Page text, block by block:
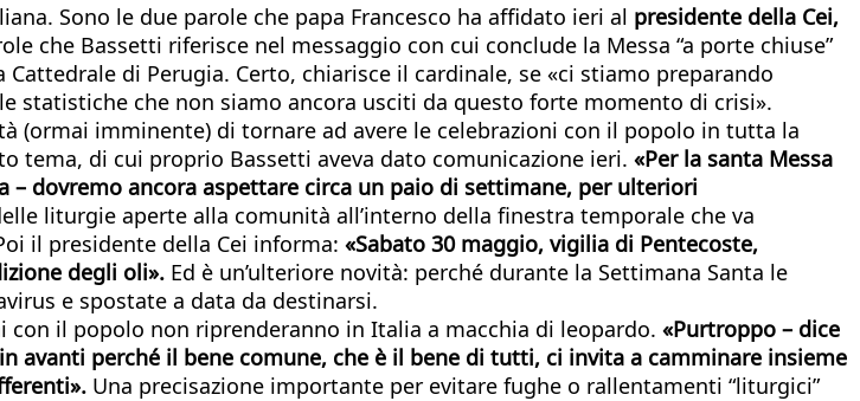
Sono le due parole che papa Francesco ha affidato ieri al presidente della Cei,
che Bassetti riferisce nel messaggio con cui conclude la Messa “a porte chiuse”
di Perugia. Certo, chiarisce il cardinale, se «ci stiamo preparando
statistiche che non siamo ancora usciti da questo forte momento di crisi».
(ormai imminente) di tornare ad avere le celebrazioni con il popolo in tutta la
tema, di cui proprio Bassetti aveva dato comunicazione ieri. «Per la santa Messa
dovremo ancora aspettare circa un paio di settimane, per ulteriori
liturgie aperte alla comunità all’interno della finestra temporale che va
il presidente della Cei informa: «Sabato 30 maggio, vigilia di Pentecoste,
degli oli». Ed è un’ulteriore novità: perché durante la Settimana Santa le
e spostate a data da destinarsi.
il popolo non riprenderanno in Italia a macchia di leopardo. «Purtroppo – dice
avanti perché il bene comune, che è il bene di tutti, ci invita a camminare insieme
Una precisazione importante per evitare fughe o rallentamenti “liturgici”